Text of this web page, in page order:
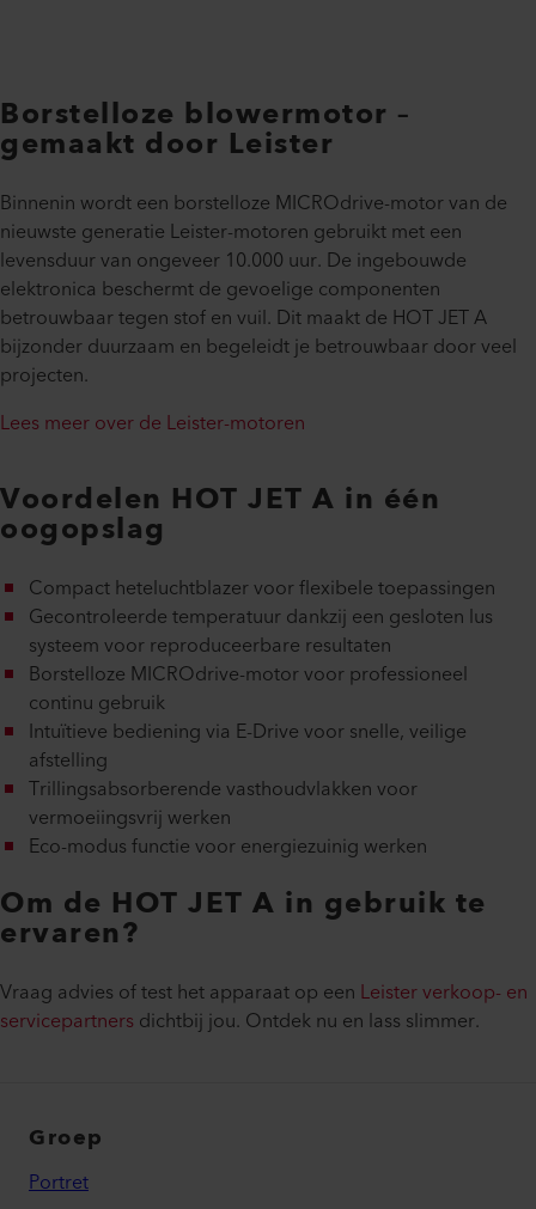
Borstelloze blowermotor –
gemaakt door Leister
Binnenin wordt een borstelloze MICROdrive-motor van de
nieuwste generatie Leister-motoren gebruikt met een
levensduur van ongeveer 10.000 uur. De ingebouwde
elektronica beschermt de gevoelige componenten
betrouwbaar tegen stof en vuil. Dit maakt de HOT JET A
bijzonder duurzaam en begeleidt je betrouwbaar door veel
projecten.
Lees meer over de Leister-motoren
Voordelen HOT JET A in één
oogopslag
Compact heteluchtblazer voor flexibele toepassingen
Gecontroleerde temperatuur dankzij een gesloten lus
systeem voor reproduceerbare resultaten
Borstelloze MICROdrive-motor voor professioneel
continu gebruik
Intuïtieve bediening via E-Drive voor snelle, veilige
afstelling
Trillingsabsorberende vasthoudvlakken voor
vermoeiingsvrij werken
Eco-modus functie voor energiezuinig werken
Om de HOT JET A in gebruik te
ervaren?
Vraag advies of test het apparaat op een Leister verkoop- en
servicepartners dichtbij jou. Ontdek nu en lass slimmer.
Groep
Portret